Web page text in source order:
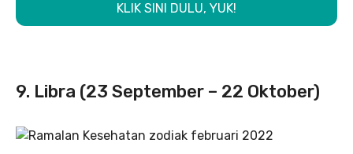
KLIK SINI DULU, YUK!
9. Libra (23 September – 22 Oktober)